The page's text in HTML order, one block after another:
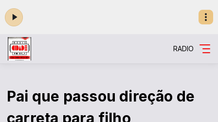
RADIO
Pai que passou direção de
carreta para filho